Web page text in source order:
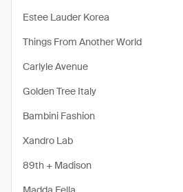
Estee Lauder Korea
Things From Another World
Carlyle Avenue
Golden Tree Italy
Bambini Fashion
Xandro Lab
89th + Madison